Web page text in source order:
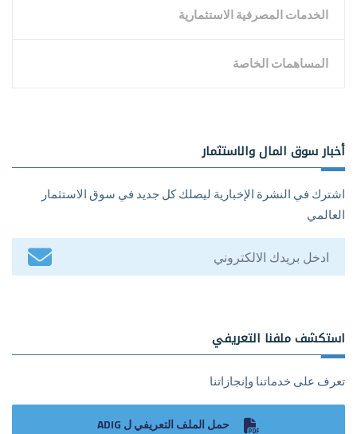
الخدمات المصرفية الاستثمارية
المساهمات الخاصة
أخبار سوق المال والاستثمار
اشترك في النشرة الإخبارية ليصلك كل جديد في سوق الاستثمار
العالمي
استكشف ملفنا التعريفي
تعرف على خدماتنا وإنجازاتنا
حمل الملف التعريفي ل ADIG